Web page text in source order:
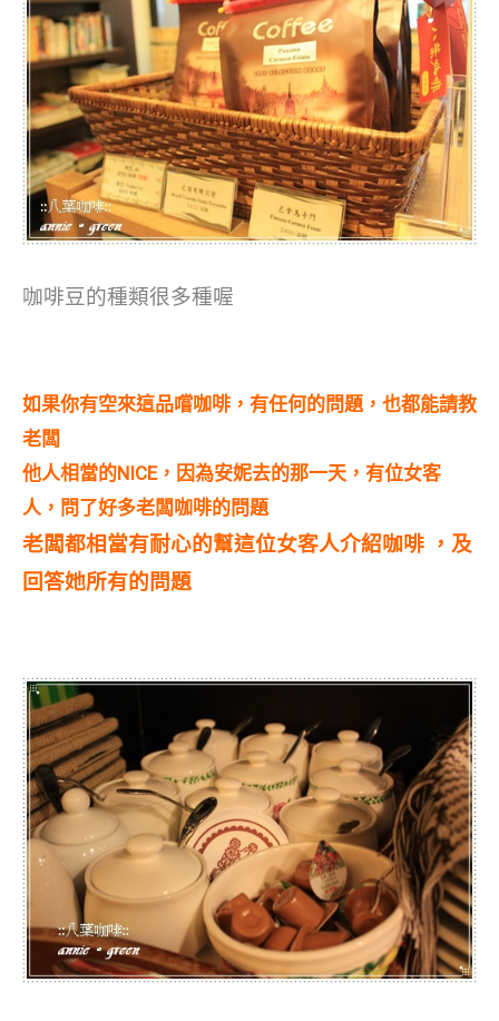
咖啡豆的種類很多種喔
如果你有空來這品嚐咖啡，有任何的問題，也都能請教
老闆
他人相當的NICE，因為安妮去的那一天，有位女客
人，問了好多老闆咖啡的問題
老闆都相當有耐心的幫這位女客人介紹咖啡 ，及
回答她所有的問題